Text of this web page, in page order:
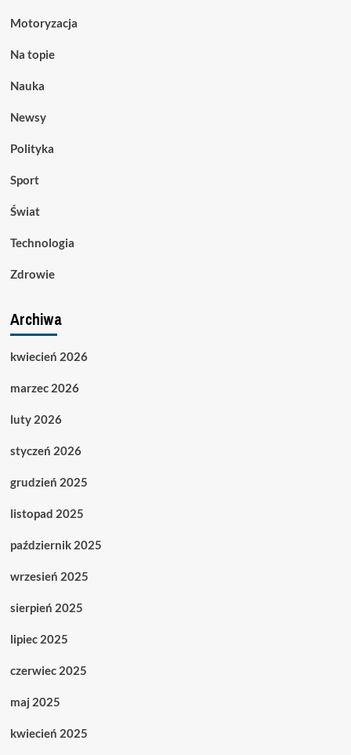
Motoryzacja
Na topie
Nauka
Newsy
Polityka
Sport
Świat
Technologia
Zdrowie
Archiwa
kwiecień 2026
marzec 2026
luty 2026
styczeń 2026
grudzień 2025
listopad 2025
październik 2025
wrzesień 2025
sierpień 2025
lipiec 2025
czerwiec 2025
maj 2025
kwiecień 2025